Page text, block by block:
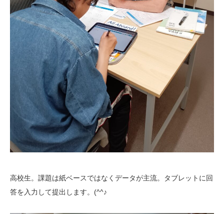
高校生。課題は紙ベースではなくデータが主流。タブレットに回
答を入力して提出します。(^^♪